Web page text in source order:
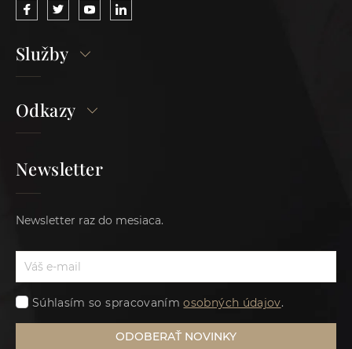
Služby
Odkazy
Newsletter
Newsletter raz do mesiaca.
Súhlasím so spracovanímosobných údajov.
ODOBERAŤ NOVINKY